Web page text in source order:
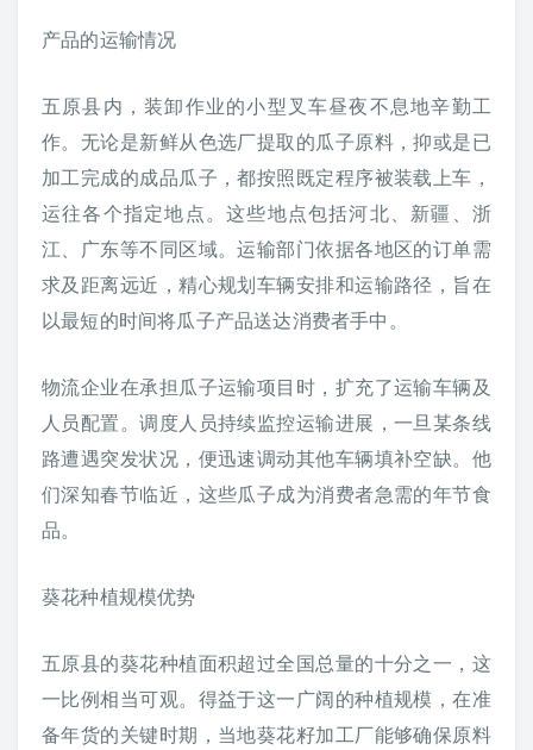
产品的运输情况
五原县内，装卸作业的小型叉车昼夜不息地辛勤工
作。无论是新鲜从色选厂提取的瓜子原料，抑或是已
加工完成的成品瓜子，都按照既定程序被装载上车，
运往各个指定地点。这些地点包括河北、新疆、浙
江、广东等不同区域。运输部门依据各地区的订单需
求及距离远近，精心规划车辆安排和运输路径，旨在
以最短的时间将瓜子产品送达消费者手中。
物流企业在承担瓜子运输项目时，扩充了运输车辆及
人员配置。调度人员持续监控运输进展，一旦某条线
路遭遇突发状况，便迅速调动其他车辆填补空缺。他
们深知春节临近，这些瓜子成为消费者急需的年节食
品。
葵花种植规模优势
五原县的葵花种植面积超过全国总量的十分之一，这
一比例相当可观。得益于这一广阔的种植规模，在准
备年货的关键时期，当地葵花籽加工厂能够确保原料